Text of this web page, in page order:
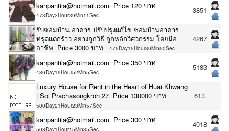
kanpantila@hotmail.com Price 120 บาท
473Day2Hour39Min11Sec
3851
รับซ่อมบ้าน อาคาร ปรับปรุงแก้ไข ซ่อมบ้านอาคาร
ทรุดแตกร้าว อย่างถูกวิธี ถูกหลักวิศวกรรม โดยมือ
อาชีพ Price 3000 บาท
475Day15Hour30Min50Sec
4267
kanpantila@hotmail.com Price 350 บาท
486Day19Hour52Min5Sec
5183
Luxury House for Rent in the Heart of Huai Khwang
| Soi Prachasongkroh 27 Price 130000 บาท
500Day21Hour23Min57Sec
613
kanpantila@hotmail.com Price 300 บาท
508Day1Hour15Min35Sec
4018